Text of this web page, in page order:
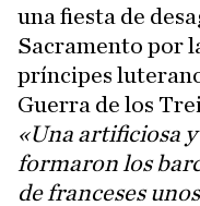
una fiesta de
Sacramento por
príncipes
Guerra de los
«Una artificiosa
formaron los
de franceses